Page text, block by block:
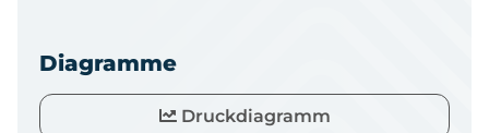
Diagramme
Druckdiagramm